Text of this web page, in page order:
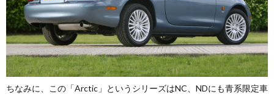
ちなみに、この「Arctic」というシリーズはNC、NDにも青系限定車